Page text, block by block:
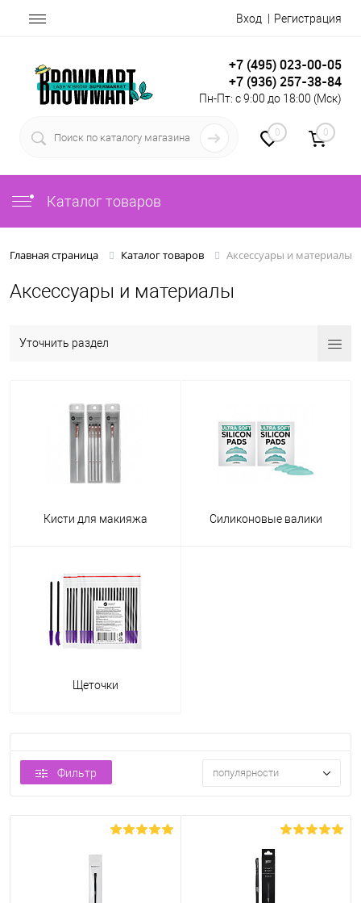
Вход Регистрация
+7 (495) 023-00-05
+7 (936) 257-38-84
Пн-Пт: с 9:00 до 18:00 (Мск)
0 0
Каталог товаров
Главная страница Каталог товаров Аксессуары и материалы
Аксессуары и материалы
Уточнить раздел
Кисти для макияжа Силиконовые валики
Щеточки
Фильтр популярности